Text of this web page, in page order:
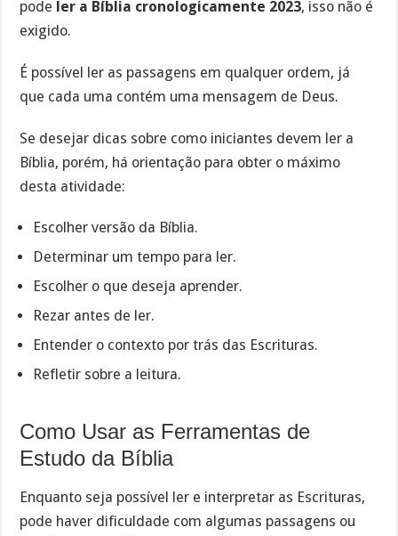
pode ler a Bíblia cronologicamente 2023, isso não é
exigido.
É possível ler as passagens em qualquer ordem, já
que cada uma contém uma mensagem de Deus.
Se desejar dicas sobre como iniciantes devem ler a
Bíblia, porém, há orientação para obter o máximo
desta atividade:
Escolher versão da Bíblia.
Determinar um tempo para ler.
Escolher o que deseja aprender.
Rezar antes de ler.
Entender o contexto por trás das Escrituras.
Refletir sobre a leitura.
Como Usar as Ferramentas de
Estudo da Bíblia
Enquanto seja possível ler e interpretar as Escrituras,
pode haver dificuldade com algumas passagens ou